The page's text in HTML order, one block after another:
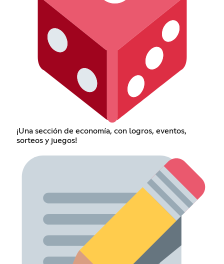
¡Una sección de economía, con logros, eventos,
sorteos y juegos!